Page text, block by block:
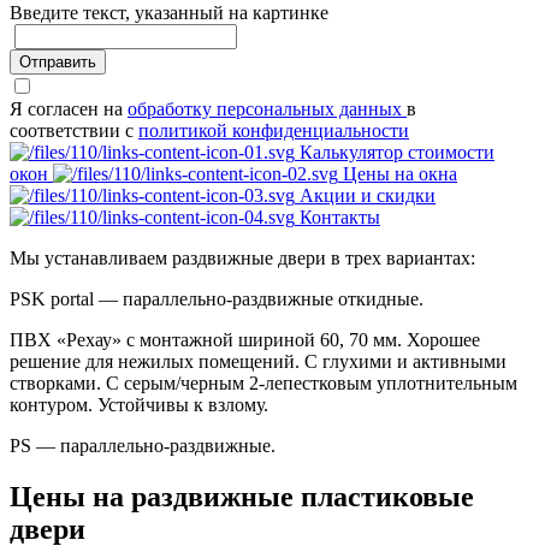
Введите текcт, указанный на картинке
Отправить
Я согласен на обработку персональных данных в
соответствии с политикой конфиденциальности
Калькулятор стоимости
окон
Цены на окна
Акции и скидки
Контакты
Мы устанавливаем раздвижные двери в трех вариантах:
PSK portal — параллельно-раздвижные откидные.
ПВХ «Рехау» с монтажной шириной 60, 70 мм. Хорошее
решение для нежилых помещений. С глухими и активными
створками. С серым/черным 2-лепестковым уплотнительным
контуром. Устойчивы к взлому.
PS — параллельно-раздвижные.
Цены на раздвижные пластиковые
двери